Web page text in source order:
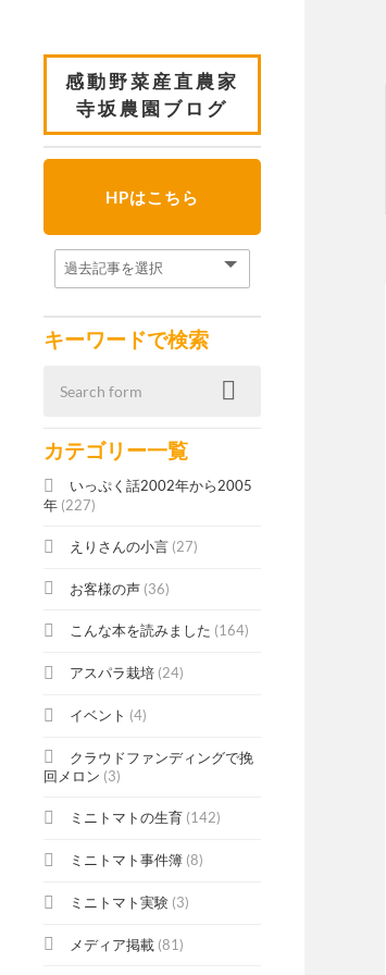
感動野菜産直農家
寺坂農園ブログ
HPはこちら
キーワードで検索
カテゴリー一覧
いっぷく話2002年から2005
年 (227)
えりさんの小言 (27)
お客様の声 (36)
こんな本を読みました (164)
アスパラ栽培 (24)
イベント (4)
クラウドファンディングで挽
回メロン (3)
ミニトマトの生育 (142)
ミニトマト事件簿 (8)
ミニトマト実験 (3)
メディア掲載 (81)